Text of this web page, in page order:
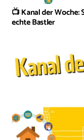
📺 Kanal der Woche:
echte Bastler